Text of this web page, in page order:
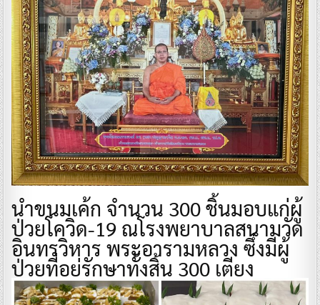
นำขนมเค้ก จำนวน 300 ชิ้นมอบแก่ผู้
ป่วยโควิด-19 ณโรงพยาบาลสนามวัด
อินทรวิหาร พระอารามหลวง ซึ่งมีผู้
ป่วยที่อยู่รักษาทั้งสิ้น 300 เตียง